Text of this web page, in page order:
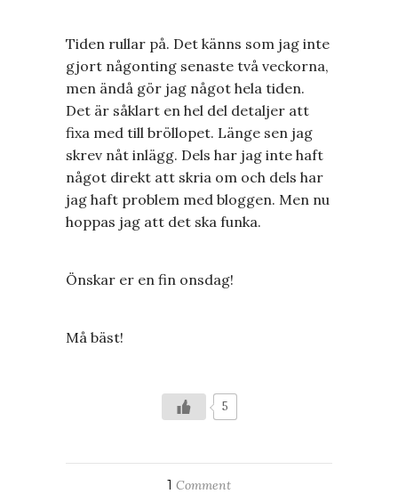
Tiden rullar på. Det känns som jag inte
gjort någonting senaste två veckorna,
men ändå gör jag något hela tiden.
Det är såklart en hel del detaljer att
fixa med till bröllopet. Länge sen jag
skrev nåt inlägg. Dels har jag inte haft
något direkt att skria om och dels har
jag haft problem med bloggen. Men nu
hoppas jag att det ska funka.
Önskar er en fin onsdag!
Må bäst!
5
1 Comment